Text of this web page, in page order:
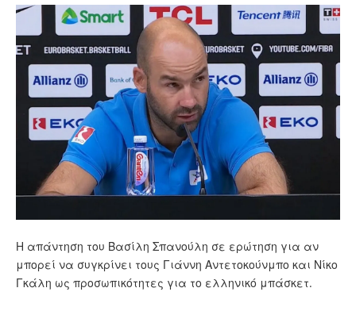
Η απάντηση του Βασίλη Σπανούλη σε ερώτηση για αν
μπορεί να συγκρίνει τους Γιάννη Αντετοκούνμπο και Νίκο
Γκάλη ως προσωπικότητες για το ελληνικό μπάσκετ.